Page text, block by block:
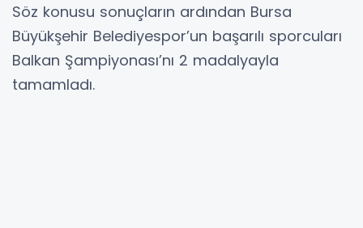
Söz konusu sonuçların ardından Bursa
Büyükşehir Belediyespor’un başarılı sporcuları
Balkan Şampiyonası’nı 2 madalyayla
tamamladı.